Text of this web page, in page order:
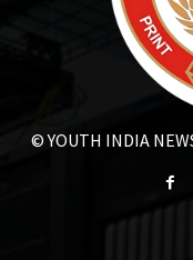
© YOUTH INDIA